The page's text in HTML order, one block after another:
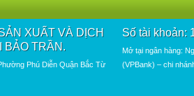
XUẤT VÀ DỊCH
BẢO TRẦN.
Phú Diễn Quận Bắc Từ
Số tài khoản:
Mở tại ngân hàng:
(VPBank) – chi